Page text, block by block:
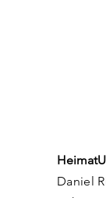
Daniel